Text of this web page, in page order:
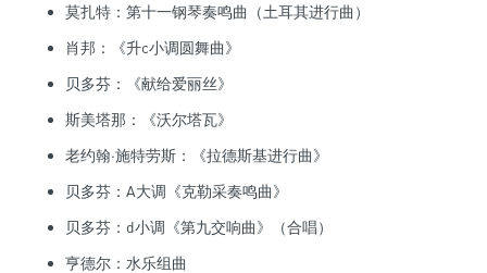
莫扎特：第十一钢琴奏鸣曲（土耳其进行曲）
肖邦：《升c小调圆舞曲》
贝多芬：《献给爱丽丝》
斯美塔那：《沃尔塔瓦》
老约翰·施特劳斯：《拉德斯基进行曲》
贝多芬：A大调《克勒采奏鸣曲》
贝多芬：d小调《第九交响曲》（合唱）
亨德尔：水乐组曲